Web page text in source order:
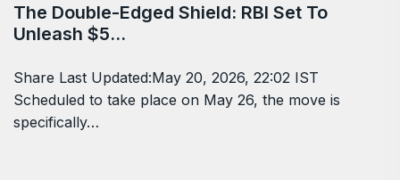
The Double-Edged Shield: RBI Set To
Unleash $5…
Share Last Updated:May 20, 2026, 22:02 IST
Scheduled to take place on May 26, the move is
specifically…